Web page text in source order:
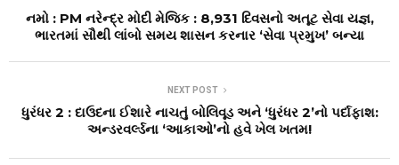
નમો : PM નરેન્દ્ર મોદી મેજિક : 8,931 દિવસનો અતૂટ સેવા યજ્ઞ,
ભારતમાં સૌથી લાંબો સમય શાસન કરનાર ‘સેવા પ્રમુખ’ બન્યા
NEXT POST
ધુરંધર 2 : દાઉદના ઈશારે નાચતું બોલિવૂડ અને ‘ધુરંધર 2’નો પર્દાફાશ:
અન્ડરવર્લ્ડના ‘આકાઓ’નો હવે ખેલ ખતમ!